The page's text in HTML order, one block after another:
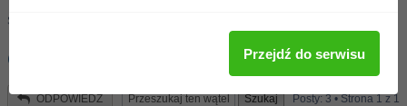
Skocz do:
Ostatnia walka Pawla Nastuli - opinie
ODPOWIEDZ Posty: 3 • Strona 1 z 1
Przejdź do serwisu